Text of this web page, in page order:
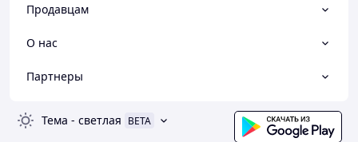
Продавцам
О нас
Партнеры
Тема - светлая BETA